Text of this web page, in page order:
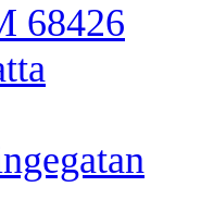
68426